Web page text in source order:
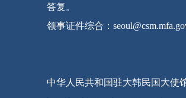
答复。
领事证件综合：
中华人民共和国驻大韩民国大使